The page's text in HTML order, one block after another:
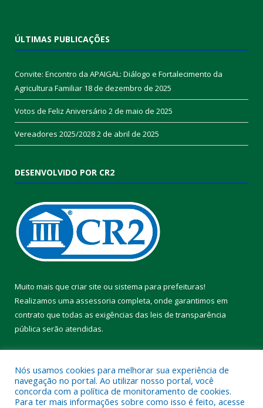
ÚLTIMAS PUBLICAÇÕES
Convite: Encontro da APAIGAL: Diálogo e Fortalecimento da
Agricultura Familiar 18 de dezembro de 2025
Votos de Feliz Aniversário 2 de maio de 2025
Vereadores 2025/20282 de abril de 2025
DESENVOLVIDO POR CR2
Muito mais que criar site ou sistema para prefeituras!
Realizamos uma assessoria completa, onde garantimos em
contrato que todas as exigências das leis de transparência
pública serão atendidas.
Nós usamos cookies para melhorar sua experiência de
navegação no portal. Ao utilizar nosso portal, você
concorda com a política de monitoramento de cookies.
Para ter mais informações sobre como isso é feito, acesse